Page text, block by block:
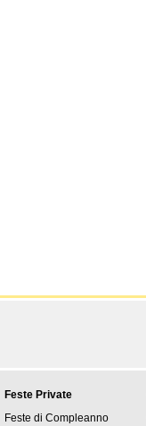
Feste Private
Feste di Compleanno